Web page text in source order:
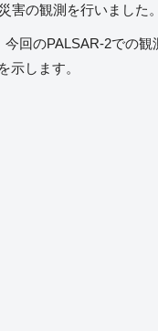
害の観測を行いました。
今回のPALSAR-2での
示します。